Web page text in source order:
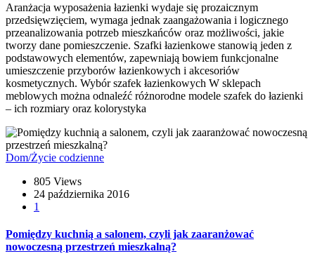
Aranżacja wyposażenia łazienki wydaje się prozaicznym
przedsięwzięciem, wymaga jednak zaangażowania i logicznego
przeanalizowania potrzeb mieszkańców oraz możliwości, jakie
tworzy dane pomieszczenie. Szafki łazienkowe stanowią jeden z
podstawowych elementów, zapewniają bowiem funkcjonalne
umieszczenie przyborów łazienkowych i akcesoriów
kosmetycznych. Wybór szafek łazienkowych W sklepach
meblowych można odnaleźć różnorodne modele szafek do łazienki
– ich rozmiary oraz kolorystyka
Dom/Życie codzienne
805 Views
24 października 2016
1
Pomiędzy kuchnią a salonem, czyli jak zaaranżować
nowoczesną przestrzeń mieszkalną?